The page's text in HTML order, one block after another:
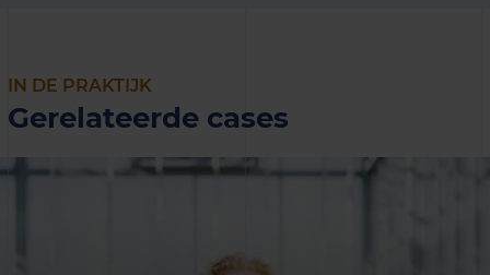
IN DE PRAKTIJK
Gerelateerde cases